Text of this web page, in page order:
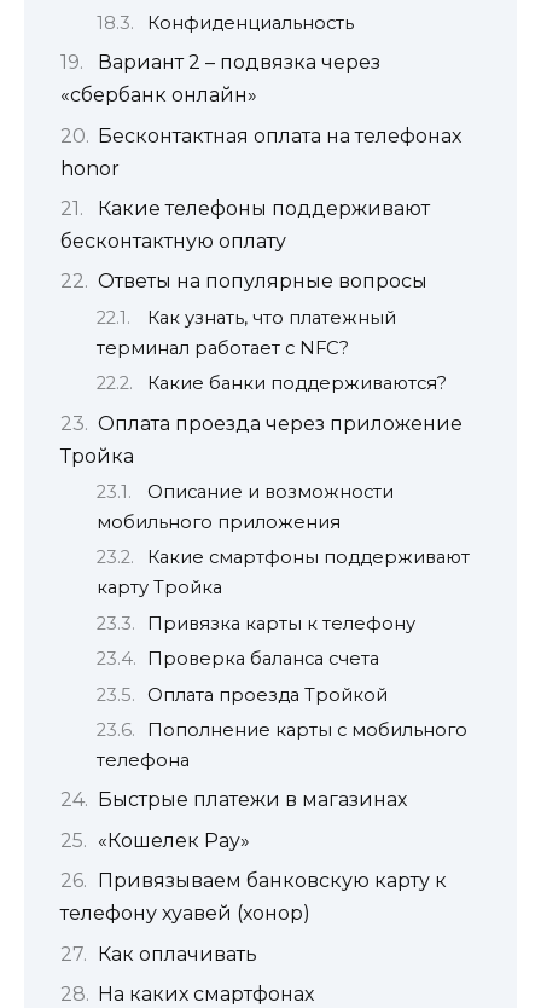
Конфиденциальность
Вариант 2 – подвязка через
«сбербанк онлайн»
Бесконтактная оплата на телефонах
honor
Какие телефоны поддерживают
бесконтактную оплату
Ответы на популярные вопросы
Как узнать, что платежный
терминал работает с NFC?
Какие банки поддерживаются?
Оплата проезда через приложение
Тройка
Описание и возможности
мобильного приложения
Какие смартфоны поддерживают
карту Тройка
Привязка карты к телефону
Проверка баланса счета
Оплата проезда Тройкой
Пополнение карты с мобильного
телефона
Быстрые платежи в магазинах
«Кошелек Pay»
Привязываем банковскую карту к
телефону хуавей (хонор)
Как оплачивать
На каких смартфонах